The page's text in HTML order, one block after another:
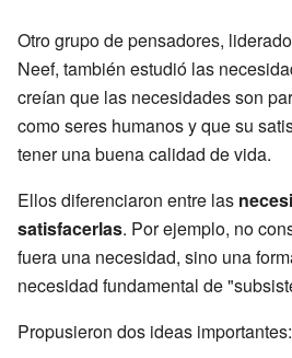
Otro grupo de pensadores,
Neef, también estudió las
creían que las necesidades son
como seres humanos y que su
tener una buena calidad de vida.
Ellos diferenciaron entre las
satisfacerlas. Por ejemplo, no
fuera una necesidad, sino una
necesidad fundamental de
Propusieron dos ideas importantes: